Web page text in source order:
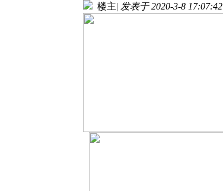
楼主| 发表于 2020-3-8 17:07:42